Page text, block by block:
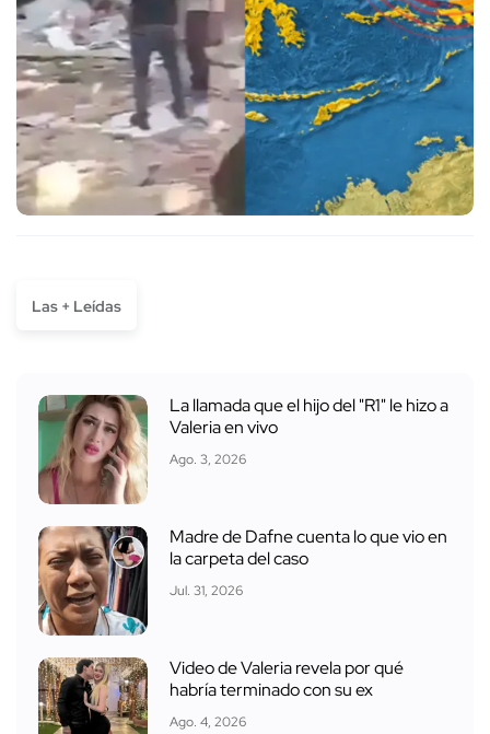
Las + Leídas
La llamada que el hijo del "R1" le hizo a
Valeria en vivo
Ago. 3, 2026
Madre de Dafne cuenta lo que vio en
la carpeta del caso
Jul. 31, 2026
Video de Valeria revela por qué
habría terminado con su ex
Ago. 4, 2026